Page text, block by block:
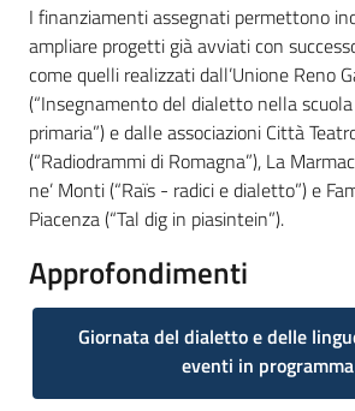
I finanziamenti assegnati permettono
ampliare progetti già avviati con
come quelli realizzati dall’Unione Reno
(“Insegnamento del dialetto nella
primaria”) e dalle associazioni Città
(“Radiodrammi di Romagna”), La
ne’ Monti (“Raïs - radici e dialetto”) e
Piacenza (“Tal dig in piasintein”).
Approfondimenti
Giornata del dialetto e delle
eventi in programma